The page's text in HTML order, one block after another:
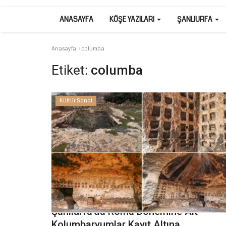
ANASAYFA KÖŞE YAZILARI ŞANLIURFA
Anasayfa columba
Etiket: columba
Kültür Sanat
Şanlıurfa'da Roma Dönemine Ait